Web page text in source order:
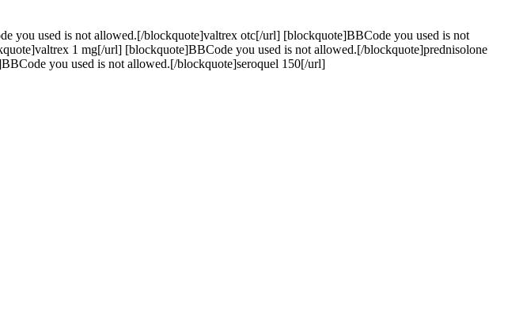
you used is not allowed.[/blockquote]valtrex otc[/url] [blockquote]BBCode you used is not
1 mg[/url] [blockquote]BBCode you used is not allowed.[/blockquote]prednisolone
you used is not allowed.[/blockquote]seroquel 150[/url]